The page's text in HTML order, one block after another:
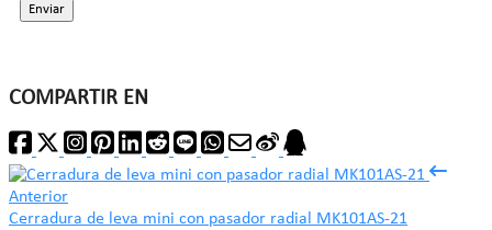
Enviar
COMPARTIR EN
Anterior
Cerradura de leva mini con pasador radial MK101AS-21